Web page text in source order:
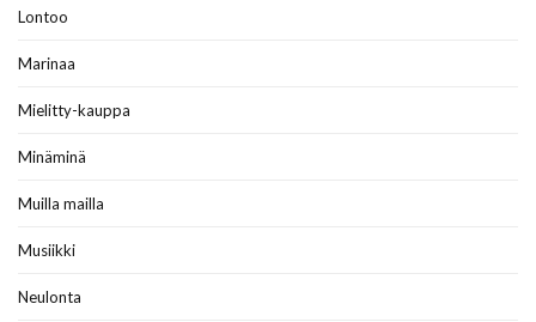
Lontoo
Marinaa
Mielitty-kauppa
Minäminä
Muilla mailla
Musiikki
Neulonta